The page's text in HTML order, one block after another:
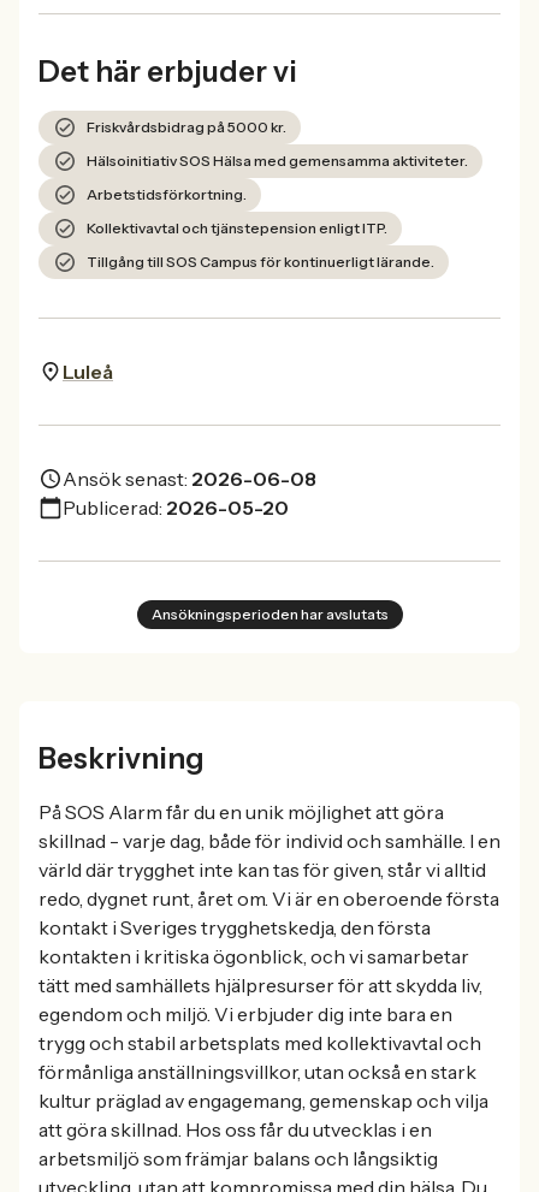
Det här erbjuder vi
Friskvårdsbidrag på 5000 kr.
Hälsoinitiativ SOS Hälsa med gemensamma aktiviteter.
Arbetstidsförkortning.
Kollektivavtal och tjänstepension enligt ITP.
Tillgång till SOS Campus för kontinuerligt lärande.
Luleå
Ansök senast: 2026-06-08
Publicerad: 2026-05-20
Ansökningsperioden har avslutats
Beskrivning
På SOS Alarm får du en unik möjlighet att göra
skillnad - varje dag, både för individ och samhälle. I en
värld där trygghet inte kan tas för given, står vi alltid
redo, dygnet runt, året om. Vi är en oberoende första
kontakt i Sveriges trygghetskedja, den första
kontakten i kritiska ögonblick, och vi samarbetar
tätt med samhällets hjälpresurser för att skydda liv,
egendom och miljö. Vi erbjuder dig inte bara en
trygg och stabil arbetsplats med kollektivavtal och
förmånliga anställningsvillkor, utan också en stark
kultur präglad av engagemang, gemenskap och vilja
att göra skillnad. Hos oss får du utvecklas i en
arbetsmiljö som främjar balans och långsiktig
utveckling, utan att kompromissa med din hälsa. Du